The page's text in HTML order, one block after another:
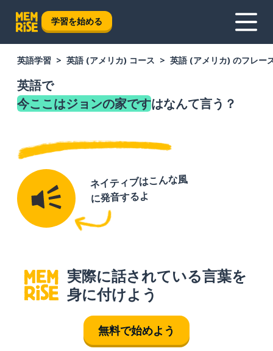
学習を始める
英語学習 英語 (アメリカ) コース 英語 (アメリカ) のフレー
英語で
今ここはジョンの家ですはなんて言う？
ネイティブはこんな風
に発音するよ
実際に話されている言葉を
身に付けよう
無料で始めよう